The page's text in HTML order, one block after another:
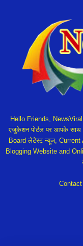
Hello Friends,
एजुकेशन पोर्टल पर आपके साथ
Board लेटेस्ट न्यूज, Current
Blogging Website and